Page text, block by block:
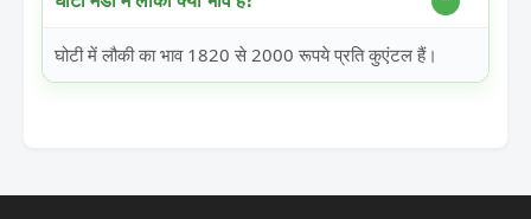
घोटी में लौकी का भाव 1820 से 2000 रूपये प्रति कुएंटल हैं।